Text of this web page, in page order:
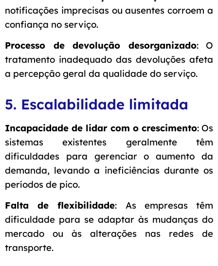
notificações imprecisas ou ausentes corroem a
confiança no serviço.
Processo de devolução desorganizado: O
tratamento inadequado das devoluções afeta
a percepção geral da qualidade do serviço.
5. Escalabilidade limitada
Incapacidade de lidar com o crescimento: Os
sistemas existentes geralmente têm
dificuldades para gerenciar o aumento da
demanda, levando a ineficiências durante os
períodos de pico.
Falta de flexibilidade: As empresas têm
dificuldade para se adaptar às mudanças do
mercado ou às alterações nas redes de
transporte.